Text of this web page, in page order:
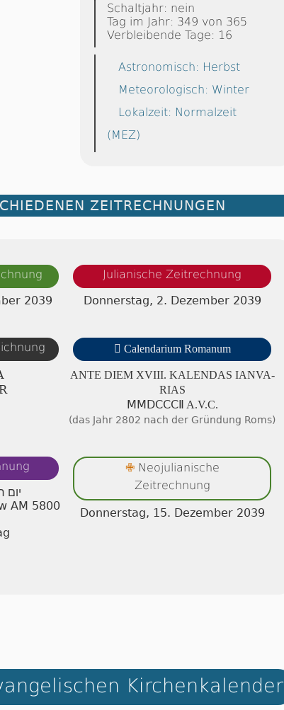
Schaltjahr: nein
Tag im Jahr: 349 von 365
Verbleibende Tage: 16
Astronomisch: Herbst
Meteorologisch: Winter
Lokalzeit: Normalzeit
(MEZ)
ZEITRECHNUNGEN
2039
Julianische Zeitrechnung
Donnerstag, 2. Dezember 2039
 Calendarium Romanum
ANTE DIEM XVIII. KA­LEN­DAS IA­NV­A­
RI­AS
ⅯⅯⅮⅭⅭⅭⅡ A.V.C.
(das Jahr 2802 nach der Gründung Roms)
יום
AM 5800
✙Neojulianische
Zeitrechnung
Donnerstag, 15. Dezember 2039
Kirchenkalender